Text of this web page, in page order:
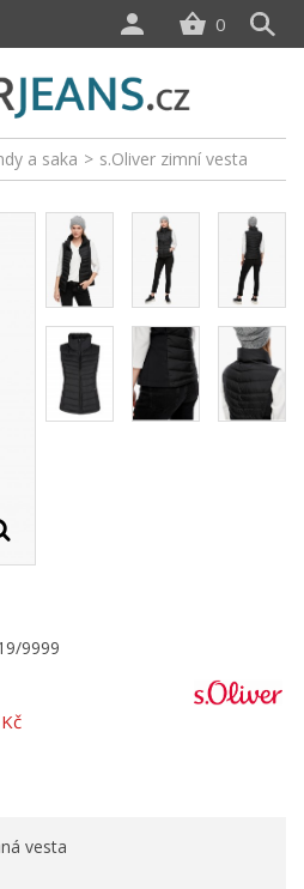
a saka > s.Oliver zimní vesta
9999
vesta
0